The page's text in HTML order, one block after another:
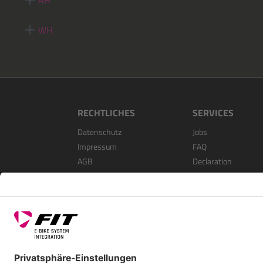
WH
RECHTLICHES
Datenschutz
Impressum
AGB
SERVICES
Jobs
FAQ
Declaration
Open Source